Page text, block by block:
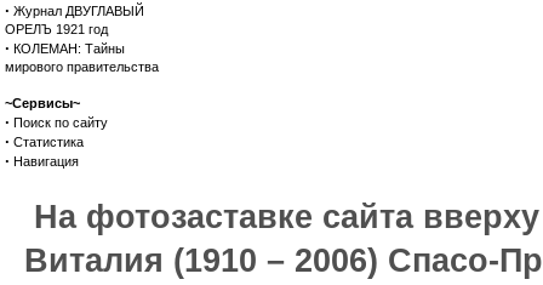
· Журнал ДВУГЛАВЫЙ
ОРЕЛЪ 1921 год
· КОЛЕМАН: Тайны
мирового правительства
~Сервисы~
· Поиск по сайту
· Статистика
· Навигация
На фотозаставке сайта
Виталия (1910 – 2006) Спасо-